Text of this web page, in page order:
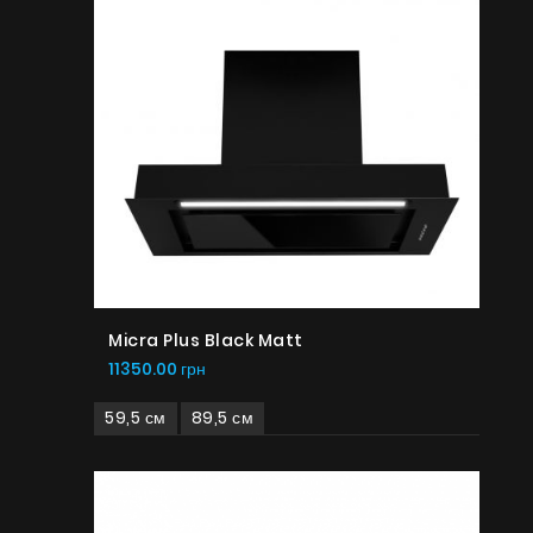
Micra Plus Black Matt
11350.00 грн
59,5 см 89,5 см